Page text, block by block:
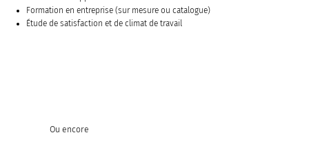
Formation en entreprise (sur mesure ou catalogue)
Étude de satisfaction et de climat de travail
Ou encore